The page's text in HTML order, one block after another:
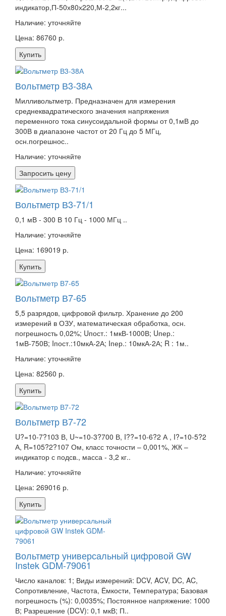
индикатор,П-50х80х220,М-2,2кг...
Наличие: уточняйте
Цена: 86760 р.
Купить
Вольтметр В3-38А
Милливольтметр. Предназначен для измерения
среднеквадратического значения напряжения
переменного тока синусоидальной формы от 0,1мВ до
300В в диапазоне частот от 20 Гц до 5 МГц,
осн.погрешнос..
Наличие: уточняйте
Запросить цену
Вольтметр В3-71/1
0,1 мВ - 300 В 10 Гц - 1000 МГц ..
Наличие: уточняйте
Цена: 169019 р.
Купить
Вольтметр В7-65
5,5 разрядов, цифровой фильтр. Хранение до 200
измерений в ОЗУ, математическая обработка, осн.
погрешность 0,02%; Uпост.: 1мкВ-1000В; Uпер.:
1мВ-750В; Iпост.:10мкА-2А; Iпер.: 10мкА-2А; R : 1м..
Наличие: уточняйте
Цена: 82560 р.
Купить
Вольтметр В7-72
U?=10-7?103 В, U~=10-3?700 В, I??=10-6?2 А , I?=10-5?2
А, R=105?2?107 Ом, класс точности – 0,001%, ЖК –
индикатор с подсв., масса - 3,2 кг..
Наличие: уточняйте
Цена: 269016 р.
Купить
Вольтметр универсальный цифровой GW
Instek GDM-79061
Число каналов: 1; Виды измерений: DCV, ACV, DC, AC,
Сопротивление, Частота, Ёмкости, Температура; Базовая
погрешность (%): 0,0035%; Постоянное напряжение: 1000
В; Разрешение (DCV): 0,1 мкВ; П..